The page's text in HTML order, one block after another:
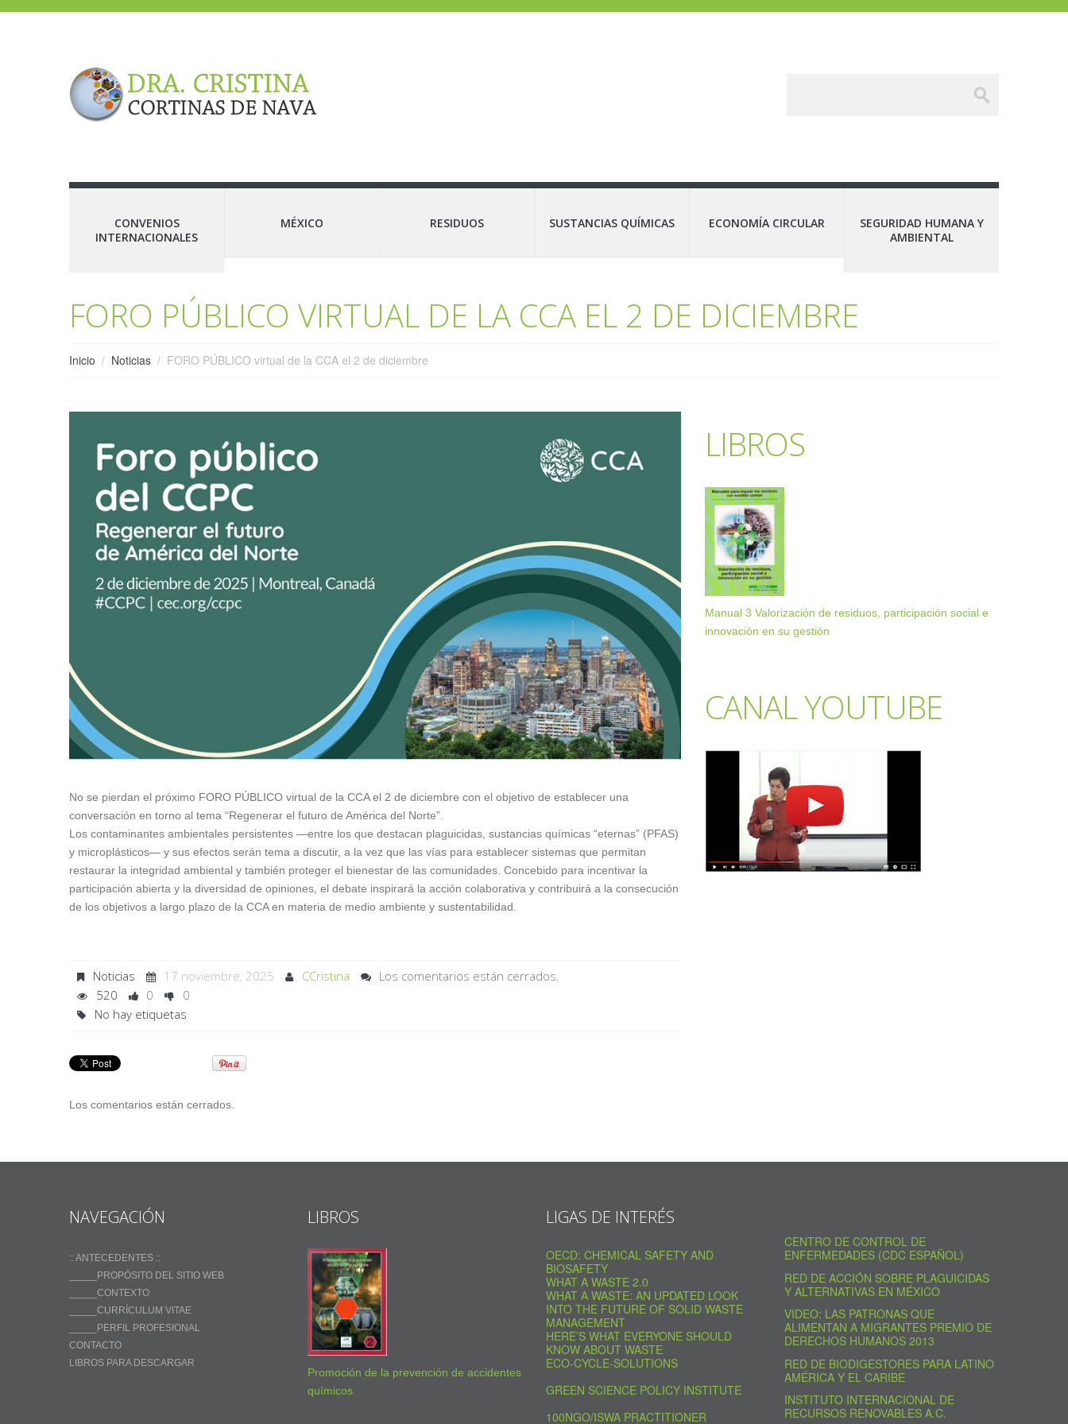
CONVENIOS
INTERNACIONALES
MÉXICO RESIDUOS SUSTANCIAS QUÍMICAS ECONOMÍA CIRCULAR
SEGURIDAD HUMANA Y
AMBIENTAL
FORO PÚBLICO VIRTUAL DE LA CCA EL 2 DE DICIEMBRE
Inicio Noticias FORO PÚBLICO virtual de la CCA el 2 de diciembre
No se pierdan el próximo FORO PÚBLICO virtual de la CCA el 2 de diciembre con el objetivo de establecer una
conversación en torno al tema “Regenerar el futuro de América del Norte”.
Los contaminantes ambientales persistentes —entre los que destacan plaguicidas, sustancias químicas “eternas” (PFAS)
y microplásticos— y sus efectos serán tema a discutir, a la vez que las vías para establecer sistemas que permitan
restaurar la integridad ambiental y también proteger el bienestar de las comunidades. Concebido para incentivar la
participación abierta y la diversidad de opiniones, el debate inspirará la acción colaborativa y contribuirá a la consecución
de los objetivos a largo plazo de la CCA en materia de medio ambiente y sustentabilidad.
Noticias 17 noviembre, 2025 CCristina
Los comentarios están cerrados.
520
0
0
No hay etiquetas
Los comentarios están cerrados.
LIBROS
Manual 3 Valorización de residuos, participación social e
innovación en su gestión
CANAL YOUTUBE
NAVEGACIÓN
:: ANTECEDENTES ::
_____PROPÓSITO DEL SITIO WEB
_____CONTEXTO
_____CURRÍCULUM VITAE
_____PERFIL PROFESIONAL
CONTACTO
LIBROS PARA DESCARGAR
LIBROS
Promoción de la prevención de accidentes
químicos
LIGAS DE INTERÉS
OECD: CHEMICAL SAFETY AND
BIOSAFETY
WHAT A WASTE 2.0
WHAT A WASTE: AN UPDATED LOOK
INTO THE FUTURE OF SOLID WASTE
MANAGEMENT
HERE’S WHAT EVERYONE SHOULD
KNOW ABOUT WASTE
ECO-CYCLE-SOLUTIONS
GREEN SCIENCE POLICY INSTITUTE
100NGO/ISWA PRACTITIONER
CENTRO DE CONTROL DE
ENFERMEDADES (CDC ESPAÑOL)
RED DE ACCIÓN SOBRE PLAGUICIDAS
Y ALTERNATIVAS EN MÉXICO
VIDEO: LAS PATRONAS QUE
ALIMENTAN A MIGRANTES PREMIO DE
DERECHOS HUMANOS 2013
RED DE BIODIGESTORES PARA LATINO
AMÉRICA Y EL CARIBE
INSTITUTO INTERNACIONAL DE
RECURSOS RENOVABLES A.C.